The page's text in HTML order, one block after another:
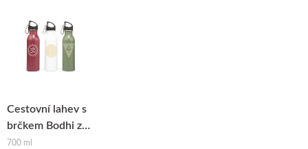
Cestovní lahev s
brčkem Bodhi z
nerezavějící oceli
700 ml